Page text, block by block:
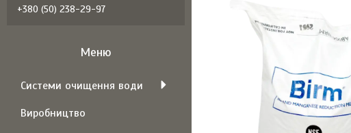
+380 (50) 238-29-97
Системи очищення води
Виробництво